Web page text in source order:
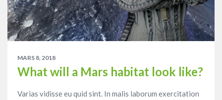
MARS 8, 2018
What will a Mars habitat look like?
Varias vidisse eu quid sint. In malis laborum exercitation